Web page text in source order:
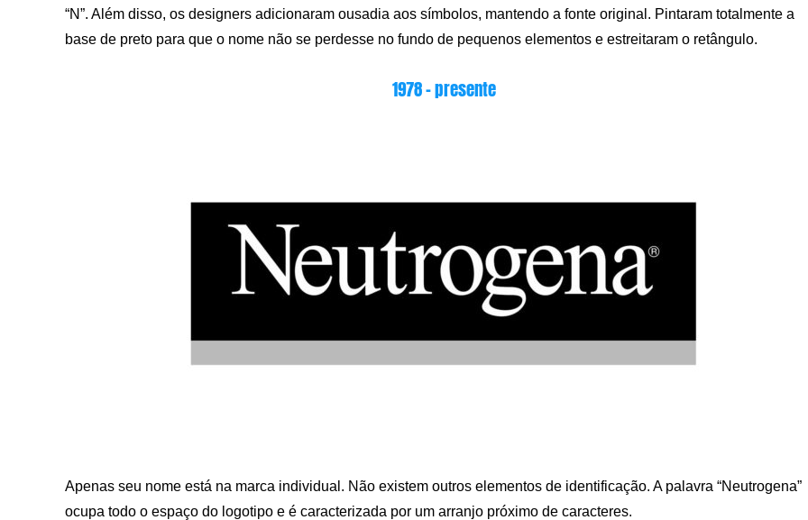
“N”. Além disso, os designers adicionaram ousadia aos símbolos, mantendo a fonte original. Pintaram totalmente a
base de preto para que o nome não se perdesse no fundo de pequenos elementos e estreitaram o retângulo.
1978 – presente
Apenas seu nome está na marca individual. Não existem outros elementos de identificação. A palavra “Neutrogena”
ocupa todo o espaço do logotipo e é caracterizada por um arranjo próximo de caracteres.